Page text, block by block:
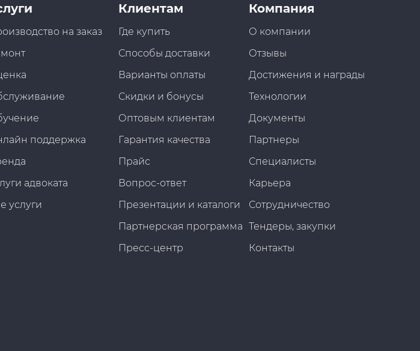
на заказ
поддержка
адвоката
услуги
Клиентам
Где купить
Способы доставки
Варианты оплаты
Скидки и бонусы
Оптовым клиентам
Гарантия качества
Прайс
Вопрос-ответ
Презентации и каталоги
Партнерская программа
Пресс-центр
Компания
О компании
Отзывы
Достижения и награды
Технологии
Документы
Партнеры
Специалисты
Карьера
Сотрудничество
Тендеры, закупки
Контакты